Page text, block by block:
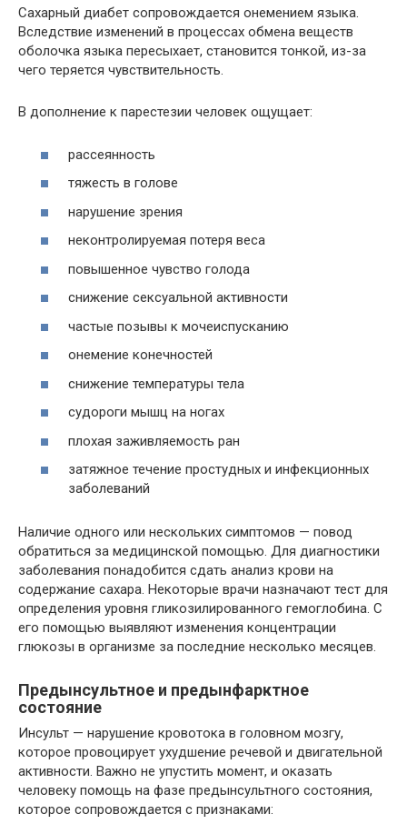
Сахарный диабет сопровождается онемением языка.
Вследствие изменений в процессах обмена веществ
оболочка языка пересыхает, становится тонкой, из-за
чего теряется чувствительность.
В дополнение к парестезии человек ощущает:
рассеянность
тяжесть в голове
нарушение зрения
неконтролируемая потеря веса
повышенное чувство голода
снижение сексуальной активности
частые позывы к мочеиспусканию
онемение конечностей
снижение температуры тела
судороги мышц на ногах
плохая заживляемость ран
затяжное течение простудных и инфекционных
заболеваний
Наличие одного или нескольких симптомов — повод
обратиться за медицинской помощью. Для диагностики
заболевания понадобится сдать анализ крови на
содержание сахара. Некоторые врачи назначают тест для
определения уровня гликозилированного гемоглобина. С
его помощью выявляют изменения концентрации
глюкозы в организме за последние несколько месяцев.
Предынсультное и предынфарктное
состояние
Инсульт — нарушение кровотока в головном мозгу,
которое провоцирует ухудшение речевой и двигательной
активности. Важно не упустить момент, и оказать
человеку помощь на фазе предынсультного состояния,
которое сопровождается с признаками: